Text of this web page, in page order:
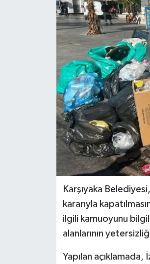
Karşıyaka
kararıyla
ilgili kamuoyunu
alanlarının
Yapılan açıklamada,